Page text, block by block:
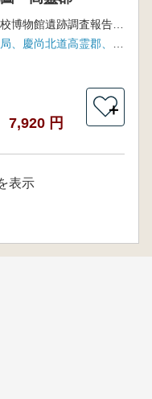
啓明大学校博物館遺跡調査報告第7輯
7,920 円
＋
表示